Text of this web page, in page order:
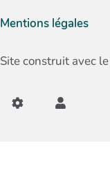
Mentions légales
Site construit avec